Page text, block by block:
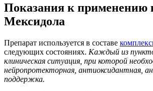
Показания к применению
Мексидола
Препарат используется в составе
следующих состояниях. Каждый из
клиническая ситуация, при которой
нейропротекторная, антиоксидантная,
поддержка.